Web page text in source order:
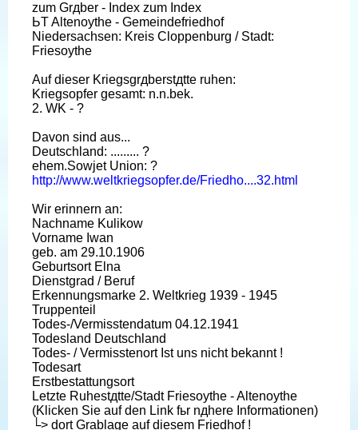
zum Grдber - Index zum Index
ЬT Altenoythe - Gemeindefriedhof
Niedersachsen: Kreis Cloppenburg / Stadt:
Friesoythe
Auf dieser Kriegsgrдberstдtte ruhen:
Kriegsopfer gesamt: n.n.bek.
2. WK - ?
Davon sind aus...
Deutschland: ......... ?
ehem.Sowjet Union: ?
http://www.weltkriegsopfer.de/Friedho....32.html
Wir erinnern an:
Nachname Kulikow
Vorname Iwan
geb. am 29.10.1906
Geburtsort Elna
Dienstgrad / Beruf
Erkennungsmarke 2. Weltkrieg 1939 - 1945
Truppenteil
Todes-/Vermisstendatum 04.12.1941
Todesland Deutschland
Todes- / Vermisstenort Ist uns nicht bekannt !
Todesart
Erstbestattungsort
Letzte Ruhestдtte/Stadt Friesoythe - Altenoythe
(Klicken Sie auf den Link fьr nдhere Informationen)
└> dort Grablage auf diesem Friedhof !